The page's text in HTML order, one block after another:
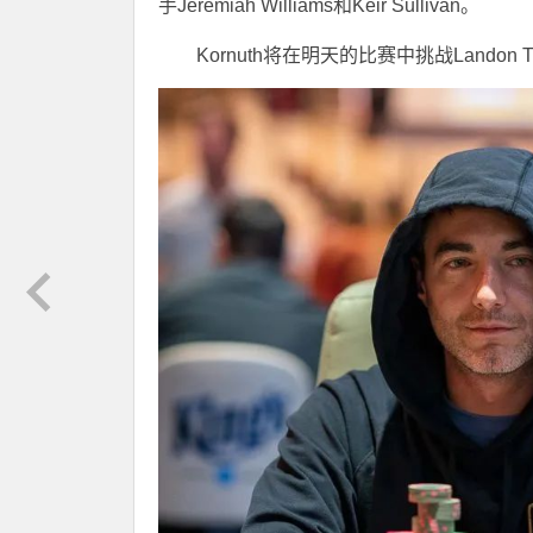
手Jeremiah Williams和Keir Sullivan。
Kornuth将在明天的比赛中挑战Landon